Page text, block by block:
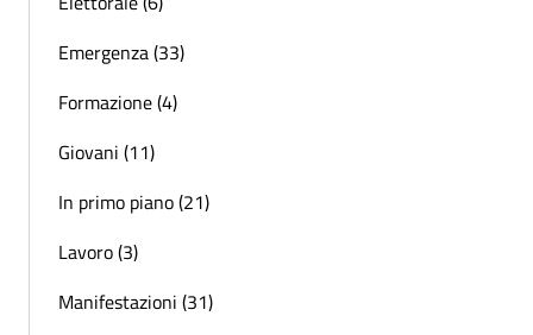
Emergenza (33)
Formazione (4)
Giovani (11)
In primo piano (21)
Lavoro (3)
Manifestazioni (31)